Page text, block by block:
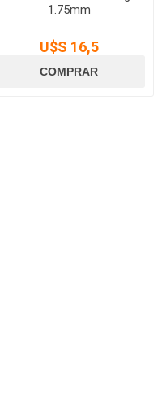
1.75mm
U$S 16,5